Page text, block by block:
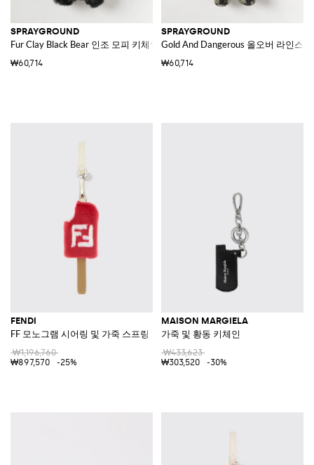
SPRAYGROUND
Fur Clay Black Bear 인조 모피 키체인
₩60,714
SPRAYGROUND
Gold And Dangerous 올오버 라인스
₩60,714
FENDI
FF 모노그램 시어링 및 가죽 스프링 클립 키체인
₩1,196,760
₩897,570
-25%
MAISON MARGIELA
가죽 및 황동 키체인
₩433,623
₩303,520
-30%